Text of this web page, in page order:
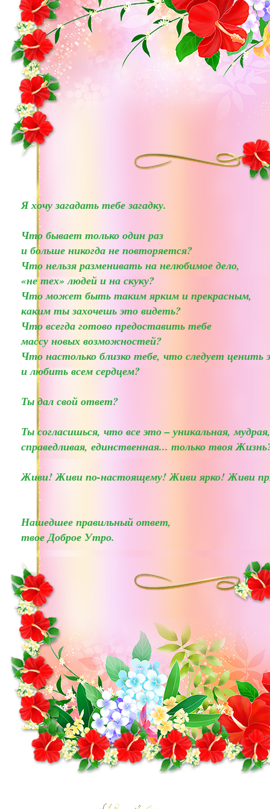
Я хочу загадать тебе загадку.
Что бывает только один раз
и больше никогда не повторяется?
Что нельзя разменивать на нелюбимое дело,
«не тех» людей и на скуку?
Что может быть таким ярким и прекрасным,
каким ты захочешь это видеть?
Что всегда готово предоставить тебе
массу новых возможностей?
Что настолько близко тебе, что следует ценить
и любить всем сердцем?
Ты дал свой ответ?
Ты согласишься, что все это – уникальная,
справедливая, единственная... только твоя
Живи! Живи по-настоящему! Живи ярко! Живи
Нашедшее правильный ответ,
твое Доброе Утро.